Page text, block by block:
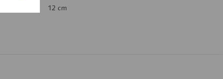
12 cm